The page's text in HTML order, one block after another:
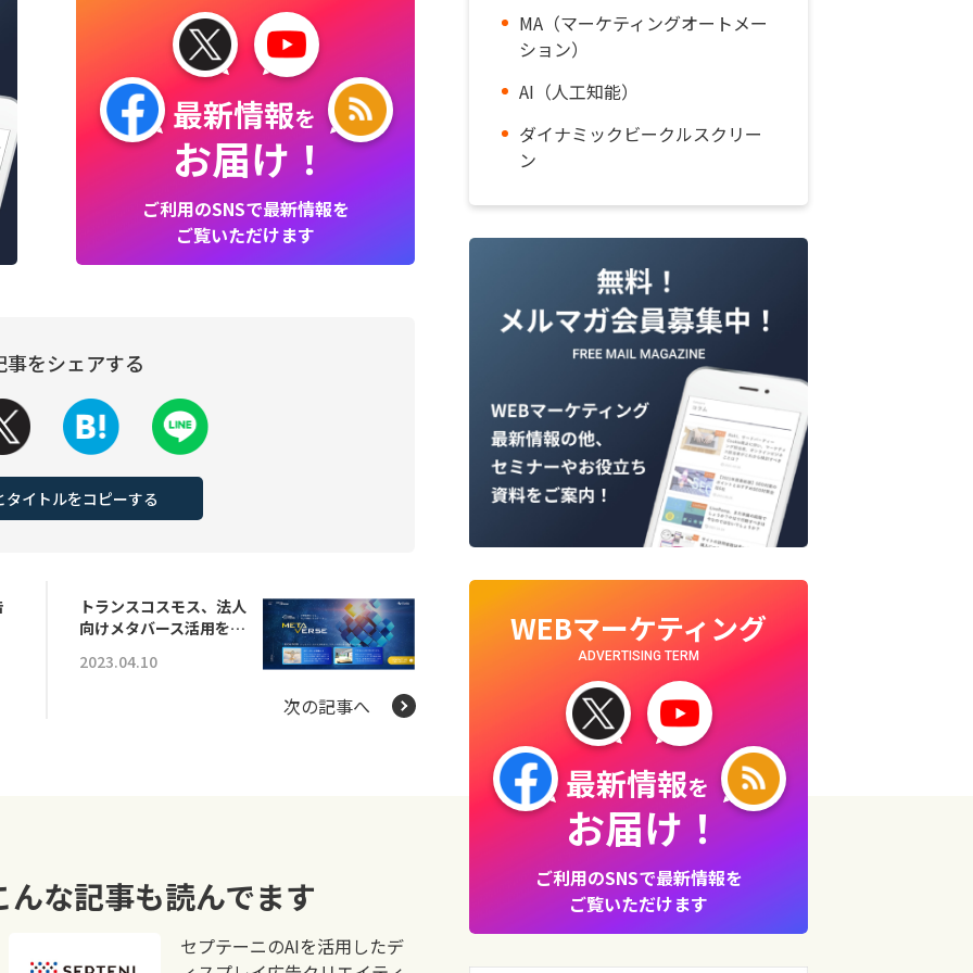
最新情報を
お届け！
ご利用のSNSで最新情報を
ご覧いただけます
事をシェアする
タイトルをコピーする
トランスコスモス、法人
向けメタバース活用を…
2023.04.10
次の記事へ
な記事も読んでます
セプテーニのAIを活用したデ
MA（マーケティングオートメー
ション）
AI（人工知能）
ダイナミックビークルスクリー
ン
WEBマーケティング
ADVERTISING TERM
最新情報を
お届け！
ご利用のSNSで最新情報を
ご覧いただけます